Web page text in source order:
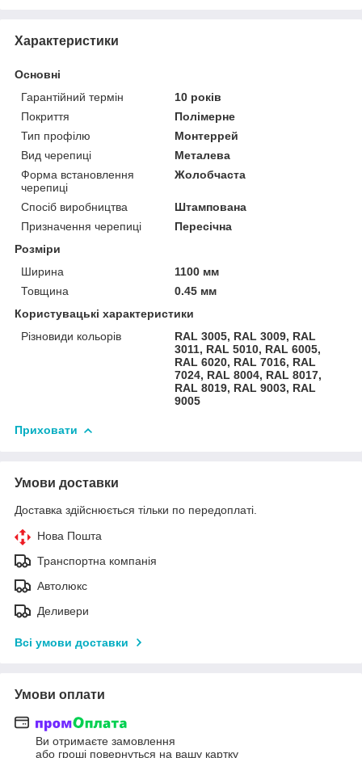
Характеристики
Основні
Гарантійний термін
10 років
Покриття
Полімерне
Тип профілю
Монтеррей
Вид черепиці
Металева
Форма встановлення
черепиці
Жолобчаста
Спосіб виробництва
Штампована
Призначення черепиці
Пересічна
Розміри
Ширина
1100 мм
Товщина
0.45 мм
Користувацькi характеристики
Різновиди кольорів
RAL 3005, RAL 3009, RAL
3011, RAL 5010, RAL 6005,
RAL 6020, RAL 7016, RAL
7024, RAL 8004, RAL 8017,
RAL 8019, RAL 9003, RAL
9005
Приховати
Умови доставки
Доставка здійснюється тільки по передоплаті.
Нова Пошта
Транспортна компанія
Автолюкс
Деливери
Всі умови доставки
Умови оплати
Ви отримаєте замовлення
або гроші повернуться на вашу картку